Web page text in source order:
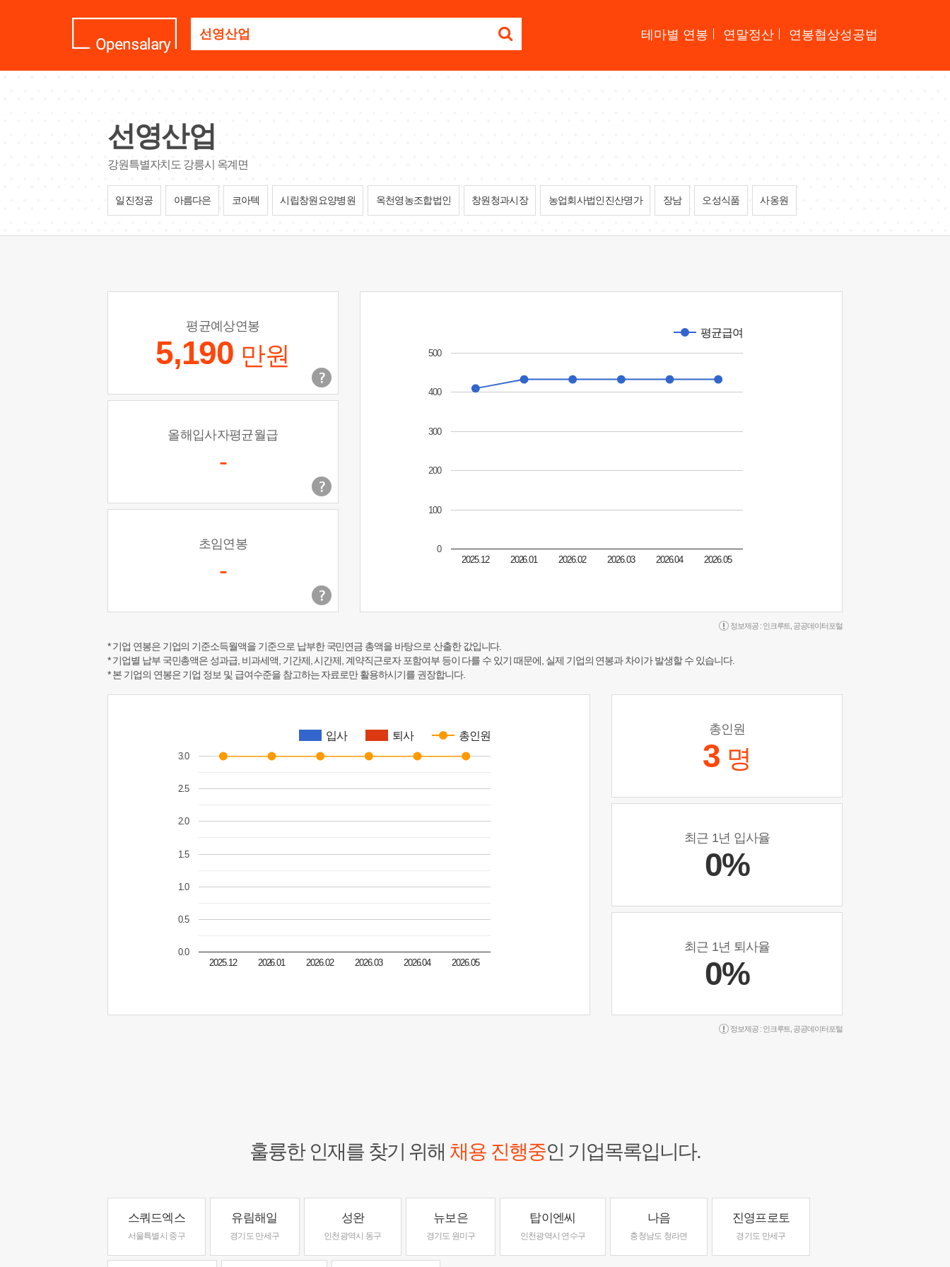
업
명
세
요
테마별 연봉 연말정산 연봉협상성공법
선영산업
강원특별자치도 강릉시 옥계면
일진정공 아름다은 코아텍 시립창원요양병원 옥천영농조합법인 창원청과시장 농업회사법인진산명가 장남 오성식품 사옹원
평균예상연봉
5,190 만원
올해입사자평균월급
-
초임연봉
-
평균급여
2025.12 2026.01 2026.02 2026.03 2026.04 2026.05
0
100
200
300
400
500
정보제공 : 인크루트 공공데이터포털
* 기업 연봉은 기업의 기준소득월액을 기준으로 납부한 국민연금 총액을 바탕으로 산출한 값입니다.
* 기업별 납부 국민총액은 성과급, 비과세액, 기간제, 시간제, 계약직근로자 포함여부 등이 다를 수 있기 때문에, 실제 기업의 연봉과 차이가 발생할 수 있습니다.
* 본 기업의 연봉은 기업 정보 및 급여수준을 참고하는 자료로만 활용하시기를 권장합니다.
입사 퇴사 총인원
2025.12 2026.01 2026.02 2026.03 2026.04 2026.05
0.0
0.5
1.0
1.5
2.0
2.5
3.0
총인원
3 명
최근 1년 입사율
0%
최근 1년 퇴사율
0%
정보제공 : 인크루트 공공데이터포털
훌륭한 인재를 찾기 위해 채용 진행중인 기업목록입니다.
스쿼드엑스
서울특별시 중구
유림해일
경기도 만세구
성완
인천광역시 동구
뉴보은
경기도 원미구
탑이엔씨
인천광역시 연수구
나음
충청남도 청라면
진영프로토
경기도 만세구